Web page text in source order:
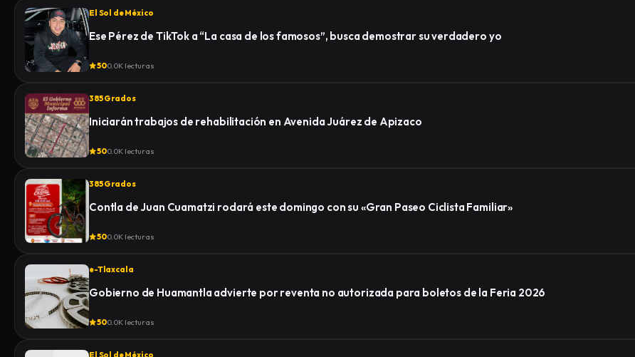
El Sol de México
Ese Pérez de TikTok a “La casa de los famosos”, busca demostrar su verdadero yo
500.0K lecturas
385 Grados
Iniciarán trabajos de rehabilitación en Avenida Juárez de Apizaco
500.0K lecturas
385 Grados
Contla de Juan Cuamatzi rodará este domingo con su «Gran Paseo Ciclista Familiar»
500.0K lecturas
e-Tlaxcala
Gobierno de Huamantla advierte por reventa no autorizada para boletos de la Feria 2026
500.0K lecturas
El Sol de México